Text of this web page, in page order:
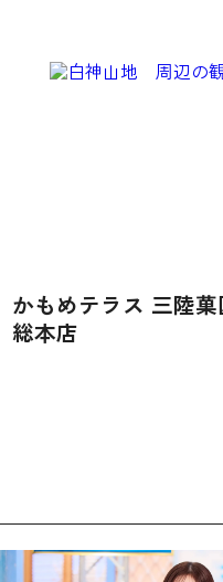
かもめテラス 三陸菓
総本店